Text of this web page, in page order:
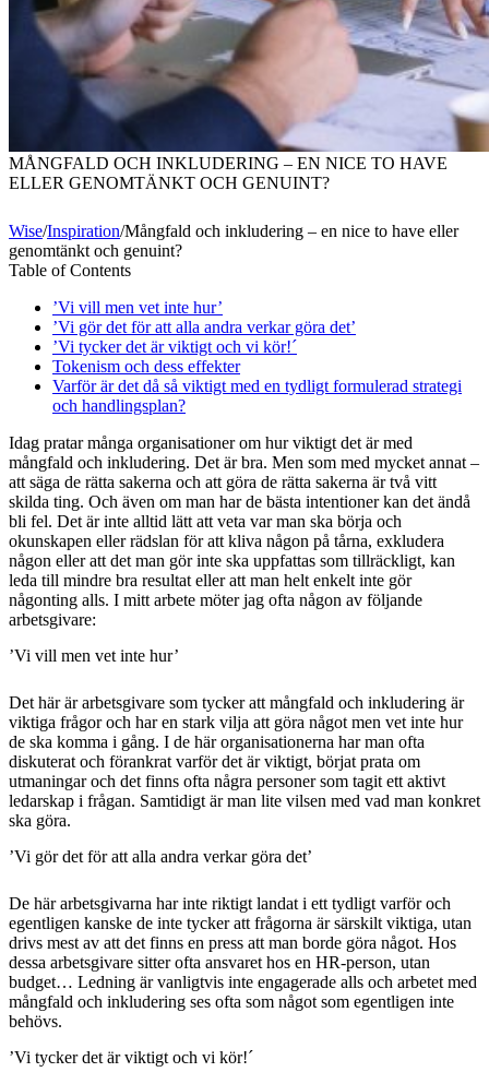
MÅNGFALD OCH INKLUDERING – EN NICE TO HAVE
ELLER GENOMTÄNKT OCH GENUINT?
Wise/Inspiration/Mångfald och inkludering – en nice to have eller
genomtänkt och genuint?
Table of Contents
’Vi vill men vet inte hur’
’Vi gör det för att alla andra verkar göra det’
’Vi tycker det är viktigt och vi kör!´
Tokenism och dess effekter
Varför är det då så viktigt med en tydligt formulerad strategi
och handlingsplan?
Idag pratar många organisationer om hur viktigt det är med
mångfald och inkludering. Det är bra. Men som med mycket annat –
att säga de rätta sakerna och att göra de rätta sakerna är två vitt
skilda ting. Och även om man har de bästa intentioner kan det ändå
bli fel. Det är inte alltid lätt att veta var man ska börja och
okunskapen eller rädslan för att kliva någon på tårna, exkludera
någon eller att det man gör inte ska uppfattas som tillräckligt, kan
leda till mindre bra resultat eller att man helt enkelt inte gör
någonting alls. I mitt arbete möter jag ofta någon av följande
arbetsgivare:
’Vi vill men vet inte hur’
Det här är arbetsgivare som tycker att mångfald och inkludering är
viktiga frågor och har en stark vilja att göra något men vet inte hur
de ska komma i gång. I de här organisationerna har man ofta
diskuterat och förankrat varför det är viktigt, börjat prata om
utmaningar och det finns ofta några personer som tagit ett aktivt
ledarskap i frågan. Samtidigt är man lite vilsen med vad man konkret
ska göra.
’Vi gör det för att alla andra verkar göra det’
De här arbetsgivarna har inte riktigt landat i ett tydligt varför och
egentligen kanske de inte tycker att frågorna är särskilt viktiga, utan
drivs mest av att det finns en press att man borde göra något. Hos
dessa arbetsgivare sitter ofta ansvaret hos en HR-person, utan
budget… Ledning är vanligtvis inte engagerade alls och arbetet med
mångfald och inkludering ses ofta som något som egentligen inte
behövs.
’Vi tycker det är viktigt och vi kör!´